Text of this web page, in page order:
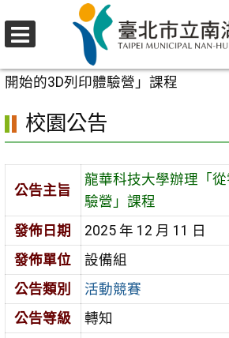
至
要
區
校園公告
開始的3D列印體驗營」課程
校園公告
公告主旨
龍華科技大學辦理「
驗營」課程
發佈日期
2025 年 12 月 11 日
發佈單位
設備組
公告類別
活動競賽
公告等級
轉知
選
單